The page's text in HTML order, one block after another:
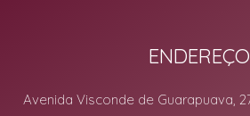
ENDEREÇO
Avenida Visconde de Guarapuava,